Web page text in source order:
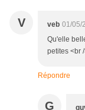
V veb 01/05/
Qu'elle
petites <br
Répondre
G